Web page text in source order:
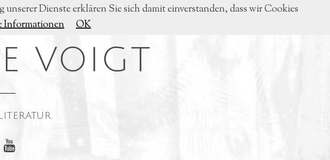
VOIGT
Dienste erklären Sie sich damit einverstanden, dass wir Cookies
Informationen OK